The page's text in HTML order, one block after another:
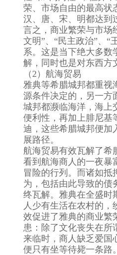
荣、市场自由的最高状
汉、唐、宋、明都达到
言之，商业繁荣与市场
文明”、“民主政治”、“
系。这是当下绝大多数
解，同时也是对东西方
（2）航海贸易
雅典等希腊城邦都重视
源条件决定的，另一方
城邦都濒临海洋，海上
便利性，再加上腓尼基
迪，这些希腊城邦便加
展路径。
航海贸易有效瓦解了希
看到航海商人的一夜暴
冒险的行列。而诸如抵
为，包括由此导致的债
终瓦解。雅典在全盛时
人少有生活在农村的
效促进了雅典的商业繁
患：除了文化丧失在所
来临时，商人缺乏爱国
便只有坐等待毙一条路。